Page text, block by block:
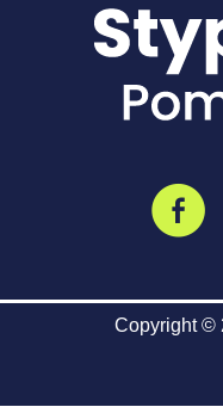
Copyright ©